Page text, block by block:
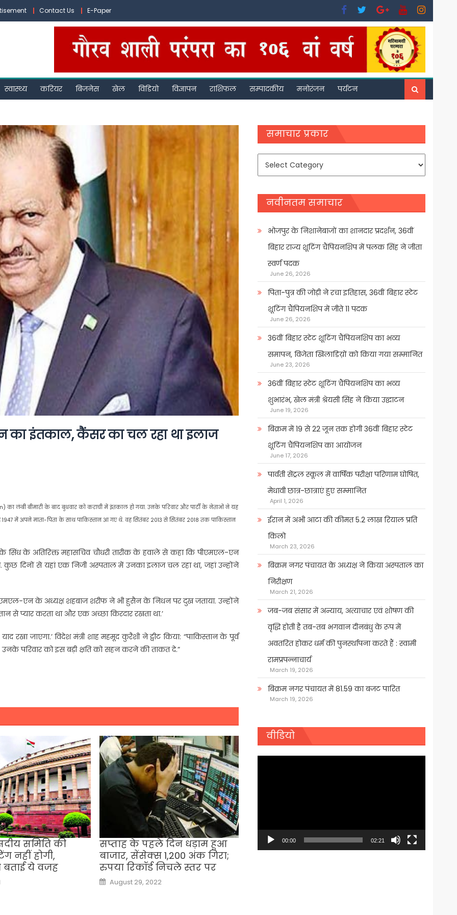
Contact Us E-Paper
स्वास्थ्य करियर बिजनेस खेल विडियो विज्ञापन राशिफल सम्पादकीय मनोरंजन पर्यटन
का इंतकाल, कैंसर का चल रहा था इलाज
का लंबी बीमारी के बाद बुधवार को कराची में इंतकाल हो गया. उनके परिवार और पार्टी के नेताओं ने यह
में अपने माता-पिता के साथ पाकिस्तान आ गए थे. वह सितंबर 2013 से सितंबर 2018 तक पाकिस्तान
के अतिरिक्त महासचिव चौधरी तारीक के हवाले से कहा कि पीएमएल-एन
दिनों से यहां एक निजी अस्पताल में उनका इलाज चल रहा था, जहां उन्होंने
एन के अध्यक्ष शहबाज शरीफ ने भी हुसैन के निधन पर दुख जताया. उन्होंने
से प्यार करता था और एक अच्छा किरदार रखता था.’
जाएगा.’ विदेश मंत्री शाह महमूद कुरैशी ने ट्वीट किया: “पाकिस्तान के पूर्व
परिवार को इस बड़ी क्षति को सहन करने की ताकत दे.”
समिति की
नहीं होगी,
बताई ये वजह
सप्ताह के पहले दिन धड़ाम हुआ
बाजार, सेंसेक्स 1,200 अंक गिरा;
रुपया रिकॉर्ड निचले स्तर पर
Posted
on
August 29, 2022
समाचार प्रकार
समाचार
नवीनतम समाचार
भोजपुर के निशानेबाजों का शानदार प्रदर्शन, 36वीं
बिहार राज्य शूटिंग चैंपियनशिप में पलक सिंह ने जीता
स्वर्ण पदक
June 26, 2026
पिता-पुत्र की जोड़ी ने रचा इतिहास, 36वीं बिहार स्टेट
शूटिंग चैंपियनशिप में जीते 11 पदक
June 26, 2026
36वीं बिहार स्टेट शूटिंग चैंपियनशिप का भव्य
समापन, विजेता खिलाडिय़ों को किया गया सम्मानित
June 23, 2026
36वीं बिहार स्टेट शूटिंग चैंपियनशिप का भव्य
शुभारंभ, खेल मंत्री श्रेयसी सिंह ने किया उद्घाटन
June 19, 2026
बिक्रम में 19 से 22 जून तक होगी 36वीं बिहार स्टेट
शूटिंग चैंपियनशिप का आयोजन
June 17, 2026
पार्वती सेंट्रल स्कूल में वार्षिक परीक्षा परिणाम घोषित,
मेधावी छात्र-छात्राएं हुए सम्मानित
April 1, 2026
ईरान में अभी आटा की कीमत 5.2 लाख रियाल प्रति
किलो
March 23, 2026
बिक्रम नगर पंचायत के अध्यक्ष ने किया अस्पताल का
निरीक्षण
March 21, 2026
जब-जब संसार में अन्याय, अत्याचार एवं शोषण की
वृद्धि होती है तब-तब भगवान दीनबंधु के रूप में
अवतरित होकर धर्म की पुनर्स्थापना करते हैं : स्वामी
रामप्रपन्नाचार्य
March 19, 2026
बिक्रम नगर पंचायत में 81.59 का बजट पारित
March 19, 2026
वीडियो
00:00 02:21